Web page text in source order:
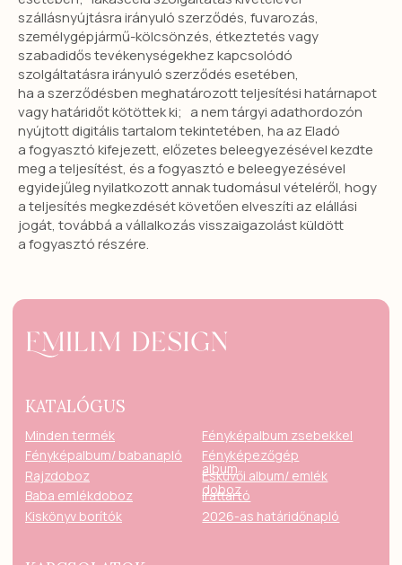
szállásnyújtásra irányuló szerződés, fuvarozás,
személygépjármű-kölcsönzés, étkeztetés vagy
szabadidős tevékenységekhez kapcsolódó
szolgáltatásra irányuló szerződés esetében,
ha a szerződésben meghatározott teljesítési határnapot
vagy határidőt kötöttek ki; a nem tárgyi adathordozón
nyújtott digitális tartalom tekintetében, ha az Eladó
a fogyasztó kifejezett, előzetes beleegyezésével kezdte
meg a teljesítést, és a fogyasztó e beleegyezésével
egyidejűleg nyilatkozott annak tudomásul vételéről, hogy
a teljesítés megkezdését követően elveszíti az elállási
jogát, továbbá a vállalkozás visszaigazolást küldött
a fogyasztó részére.